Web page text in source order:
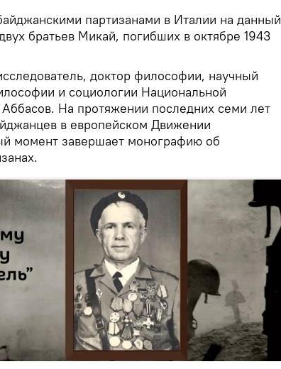
партизанами в Италии на данный
братьев Микай, погибших в октябре 1943
доктор философии, научный
и социологии Национальной
На протяжении последних семи лет
в европейском Движении
момент завершает монографию об